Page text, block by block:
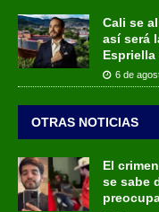
Cali se
así será
Espriella
6 de
OTRAS NOTICIAS
El
se sabe